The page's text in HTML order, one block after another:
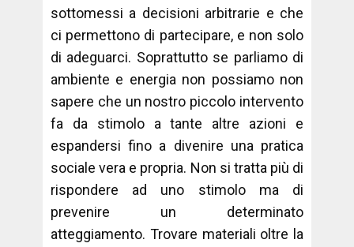
sottomessi a decisioni arbitrarie e che
ci permettono di partecipare, e non solo
di adeguarci. Soprattutto se parliamo di
ambiente e energia non possiamo non
sapere che un nostro piccolo intervento
fa da stimolo a tante altre azioni e
espandersi fino a divenire una pratica
sociale vera e propria. Non si tratta più di
rispondere ad uno stimolo ma di
prevenire un determinato
atteggiamento. Trovare materiali oltre la